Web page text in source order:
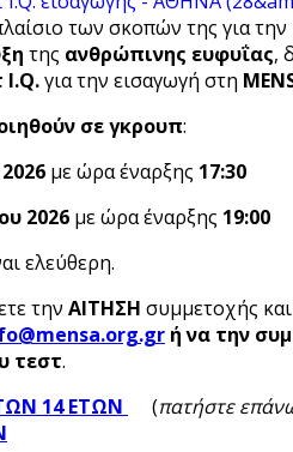
των σκοπών της για την
της ανθρώπινης ευφυΐας,
I.Q.για την εισαγωγή στη
σε γκρουπ:
με ώρα έναρξης 17:30
2026 με ώρα έναρξης 19:00
ελεύθερη.
την ΑΙΤΗΣΗ συμμετοχής
@mensa.org.gr ή να την
τεστ.
14 ΕΤΩΝ
(πατήστε